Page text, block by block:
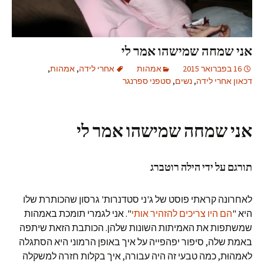
אני שמחה שמישהו אמר לי
16 בפברואר 2015 אמהות אחרי לידה, אמהות,
דכאון אחרי לידה, נשים, סטפני ספרנגר
אני שמחה שמישהו אמר לי
תורגם על ידי הילה רוטברג
לאחרונה קראתי פוסט של ג'ני סטדנרות' גרסון שהכותרת שלו
היא "הם היו צריכים להזהיר אותי". אני לגמרי תומכת באמהות
שמשתפות את האמיתות השונות שלהן. הכותבת הזאת שיתפה
באמת שלה, סיפור יפהפייה על איך באופן הרמוני היא הסתגלה
לאמהוּת, כמה טבעי זה היה עבורה, איך בקלות חזרה למשקלה